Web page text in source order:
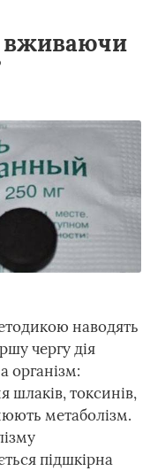
вживаючи
наводять
чергу дія
організм:
шлаків, токсинів,
метаболізм.
підшкірна